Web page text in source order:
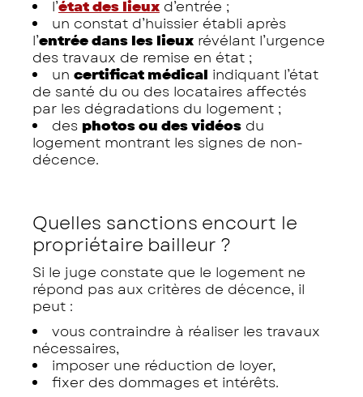
l’état des lieux d’entrée ;
un constat d’huissier établi après
l’entrée dans les lieux révélant l’urgence
des travaux de remise en état ;
un certificat médical indiquant l’état
de santé du ou des locataires affectés
par les dégradations du logement ;
des photos ou des vidéos du
logement montrant les signes de non-
décence.
Quelles sanctions encourt le
propriétaire bailleur ?
Si le juge constate que le logement ne
répond pas aux critères de décence, il
peut :
vous contraindre à réaliser les travaux
nécessaires,
imposer une réduction de loyer,
fixer des dommages et intérêts.